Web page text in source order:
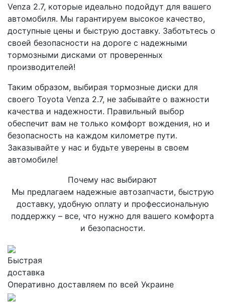
Venza 2.7, которые идеально подойдут для вашего
автомобиля. Мы гарантируем высокое качество,
доступные цены и быструю доставку. Заботьтесь о
своей безопасности на дороге с надежными
тормозными дисками от проверенных
производителей!
Таким образом, выбирая тормозные диски для
своего Toyota Venza 2.7, не забывайте о важности
качества и надежности. Правильный выбор
обеспечит вам не только комфорт вождения, но и
безопасность на каждом километре пути.
Заказывайте у нас и будьте уверены в своем
автомобиле!
Почему нас выбирают
Мы предлагаем надежные автозапчасти, быструю
доставку, удобную оплату и профессиональную
поддержку – все, что нужно для вашего комфорта
и безопасности.
Быстрая
доставка
Оперативно доставляем по всей Украине